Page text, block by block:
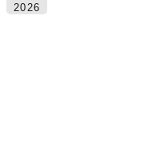
2026